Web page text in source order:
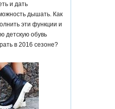
и дать
дышать. Как
эти функции и
детскую обувь
в 2016 сезоне?